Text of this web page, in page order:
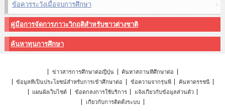
ข้อควรระวังเมื่อจบการศึกษา
คู่มือการจัดการภาวะวิกฤติสำหรับชาวต่างชาติ
ค้นหาทุนการศึกษา
ข่าวสารการศึกษาต่อญี่ปุ่น
ค้นหาสถานที่ศึกษาต่อ
ข้อมูลที่เป็นประโยชน์สำหรับการเข้าศึกษาต่อ
ข้อความจากรุ่นพี่
ค้นหาดรรชนี
แผนผังเว็บไซต์
ข้อตกลงการใช้บริการ
แจ้งเกี่ยวกับข้อมูลส่วนตัว
เกี่ยวกับการติดตั้งระบบ